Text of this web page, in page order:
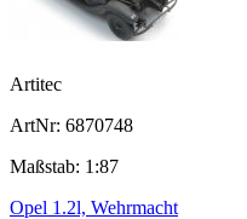
Artitec
ArtNr: 6870748
Maßstab: 1:87
Opel 1.2l, Wehrmacht